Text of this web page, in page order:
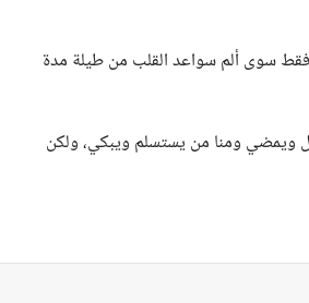
فقط سوى ألم سواعد القلب من طيلة مدة
ويمضي ومنا من يستسلم ويبكي، ولكن